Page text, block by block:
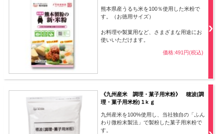
熊本県産うるち米を100％使用した米粉で
す。（お徳用サイズ）
お料理や製菓用など、さまざまな用途にお
使いいただけます。
価格:491円(税込)
《九州産米 調理・菓子用米粉》 穂波(調
理・菓子用米粉) 1ｋｇ
九州産米を100%使用し、当社独自の「ふん
わり微粉末製法」で製粉した菓子用米粉で
す。